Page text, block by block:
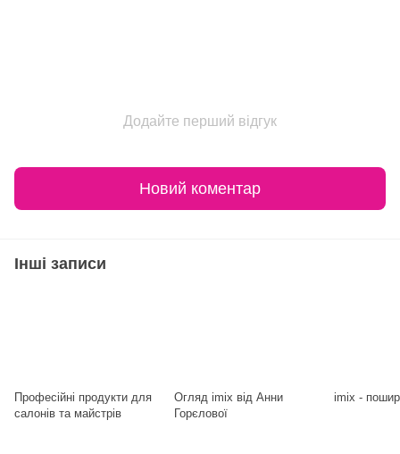
Додайте перший відгук
Новий коментар
Інші записи
Професійні продукти для
салонів та майстрів
Огляд imix від Анни
Горєлової
imix -